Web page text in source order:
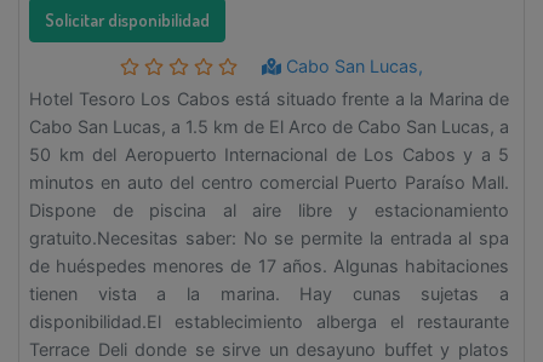
Solicitar disponibilidad
Cabo San Lucas,
Hotel Tesoro Los Cabos está situado frente a la Marina de
Cabo San Lucas, a 1.5 km de El Arco de Cabo San Lucas, a
50 km del Aeropuerto Internacional de Los Cabos y a 5
minutos en auto del centro comercial Puerto Paraíso Mall.
Dispone de piscina al aire libre y estacionamiento
gratuito.Necesitas saber: No se permite la entrada al spa
de huéspedes menores de 17 años. Algunas habitaciones
tienen vista a la marina. Hay cunas sujetas a
disponibilidad.El establecimiento alberga el restaurante
Terrace Deli donde se sirve un desayuno buffet y platos